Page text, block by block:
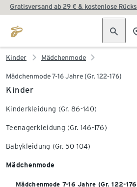
Gratisversand ab 29 € & kostenlose
Kinder Mädchenmode
Mädchenmode 7-16 Jahre (Gr. 122-176)
Kinder
Kinderkleidung (Gr. 86-140)
Teenagerkleidung (Gr. 146-176)
Babykleidung (Gr. 50-104)
Mädchenmode
Mädchenmode 7-16 Jahre (Gr. 122-